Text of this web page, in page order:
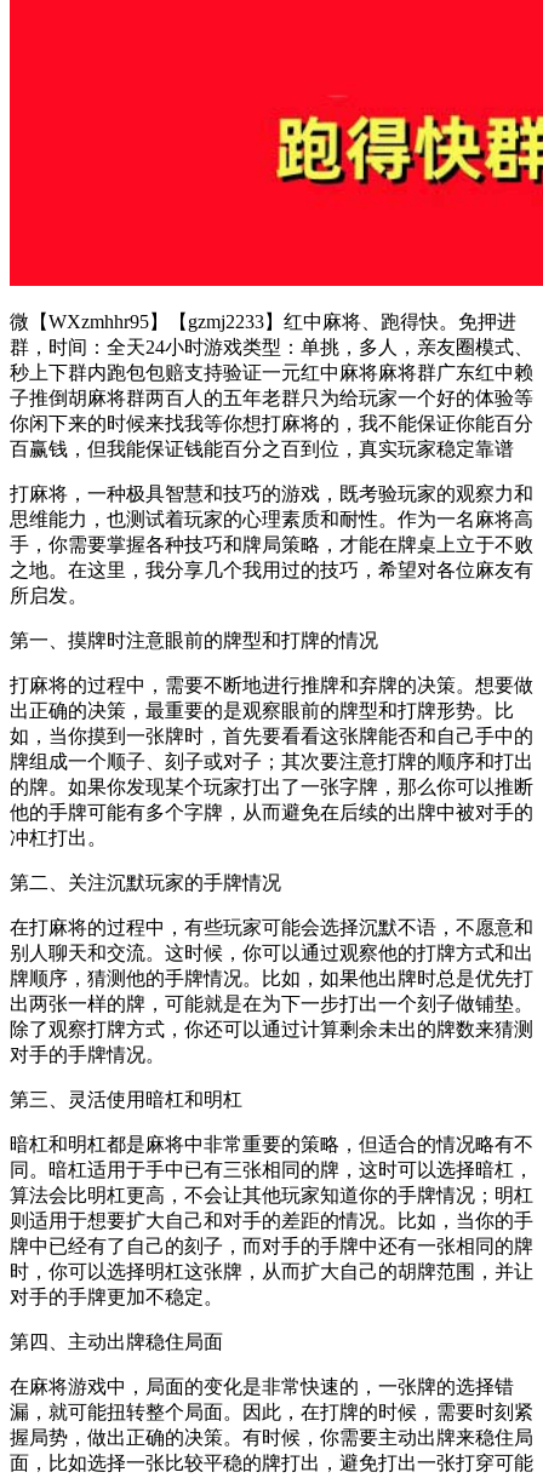
微【WXzmhhr95】【gzmj2233】红中麻将、跑得快。免押进
群，时间：全天24小时游戏类型：单挑，多人，亲友圈模式、
秒上下群内跑包包赔支持验证一元红中麻将麻将群广东红中赖
子推倒胡麻将群两百人的五年老群只为给玩家一个好的体验等
你闲下来的时候来找我等你想打麻将的，我不能保证你能百分
百赢钱，但我能保证钱能百分之百到位，真实玩家稳定靠谱
打麻将，一种极具智慧和技巧的游戏，既考验玩家的观察力和
思维能力，也测试着玩家的心理素质和耐性。作为一名麻将高
手，你需要掌握各种技巧和牌局策略，才能在牌桌上立于不败
之地。在这里，我分享几个我用过的技巧，希望对各位麻友有
所启发。
第一、摸牌时注意眼前的牌型和打牌的情况
打麻将的过程中，需要不断地进行推牌和弃牌的决策。想要做
出正确的决策，最重要的是观察眼前的牌型和打牌形势。比
如，当你摸到一张牌时，首先要看看这张牌能否和自己手中的
牌组成一个顺子、刻子或对子；其次要注意打牌的顺序和打出
的牌。如果你发现某个玩家打出了一张字牌，那么你可以推断
他的手牌可能有多个字牌，从而避免在后续的出牌中被对手的
冲杠打出。
第二、关注沉默玩家的手牌情况
在打麻将的过程中，有些玩家可能会选择沉默不语，不愿意和
别人聊天和交流。这时候，你可以通过观察他的打牌方式和出
牌顺序，猜测他的手牌情况。比如，如果他出牌时总是优先打
出两张一样的牌，可能就是在为下一步打出一个刻子做铺垫。
除了观察打牌方式，你还可以通过计算剩余未出的牌数来猜测
对手的手牌情况。
第三、灵活使用暗杠和明杠
暗杠和明杠都是麻将中非常重要的策略，但适合的情况略有不
同。暗杠适用于手中已有三张相同的牌，这时可以选择暗杠，
算法会比明杠更高，不会让其他玩家知道你的手牌情况；明杠
则适用于想要扩大自己和对手的差距的情况。比如，当你的手
牌中已经有了自己的刻子，而对手的手牌中还有一张相同的牌
时，你可以选择明杠这张牌，从而扩大自己的胡牌范围，并让
对手的手牌更加不稳定。
第四、主动出牌稳住局面
在麻将游戏中，局面的变化是非常快速的，一张牌的选择错
漏，就可能扭转整个局面。因此，在打牌的时候，需要时刻紧
握局势，做出正确的决策。有时候，你需要主动出牌来稳住局
面，比如选择一张比较平稳的牌打出，避免打出一张打穿可能